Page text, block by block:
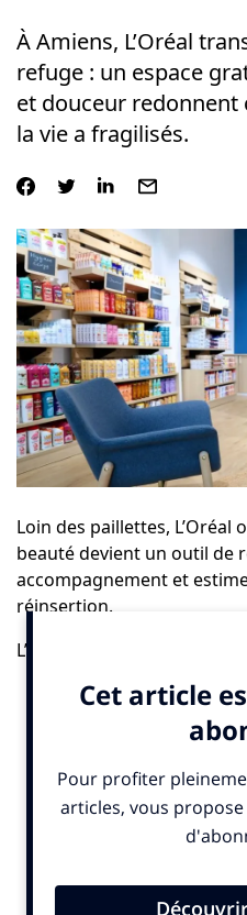
À Amiens, L’Oréal
refuge : un espace
et douceur redonnent
la vie a fragilisés.
Loin des paillettes, L’Oréal
beauté devient un outil de
accompagnement et
réinsertion.
L’Oréal France
où les personnes en
retrouver dignité, estime
Pensée avec laFédération
et le
à se remettre en